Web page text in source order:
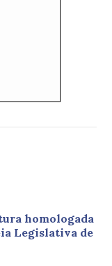
homologada
Legislativa de